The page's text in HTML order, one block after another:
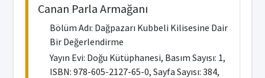
Canan Parla Armağanı
Bölüm Adı: Dağpazarı Kubbeli Kilisesine Dair
Bir Değerlendirme
Yayın Evi: Doğu Kütüphanesi, Basım Sayısı: 1,
ISBN: 978-605-2127-65-0, Sayfa Sayısı: 384,